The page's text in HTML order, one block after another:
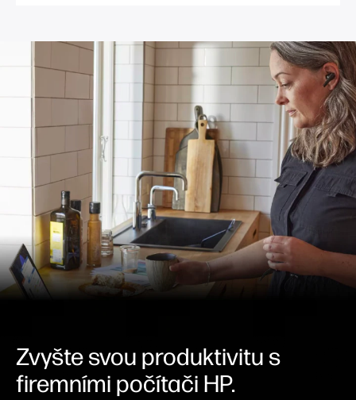
Zvyšte svou produktivitu s
firemními počítači HP.